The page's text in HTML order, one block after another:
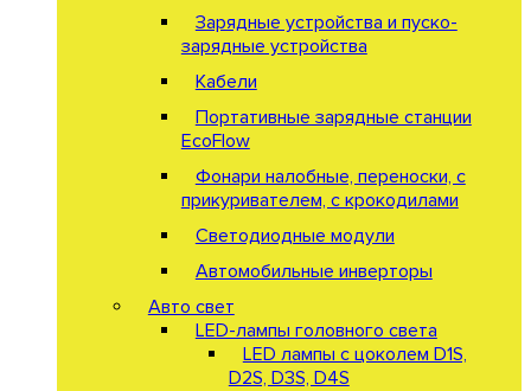
Зарядные устройства и пуско-
зарядные устройства
Кабели
Портативные зарядные станции
EcoFlow
Фонари налобные, переноски, с
прикуривателем, с крокодилами
Светодиодные модули
Автомобильные инверторы
Авто свет
LED-лампы головного света
LED лампы с цоколем D1S,
D2S, D3S, D4S